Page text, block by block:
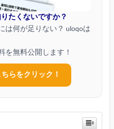
たくないですか？
は何が足りない？ uloqoは
を無料公開します！
らをクリック！